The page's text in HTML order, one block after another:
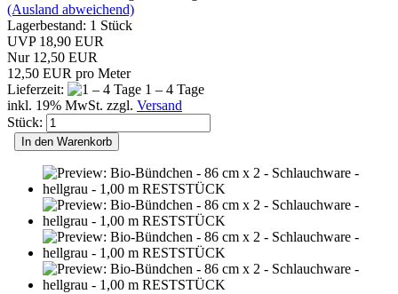
(Ausland abweichend)
Lagerbestand: 1 Stück
UVP 18,90 EUR
Nur 12,50 EUR
12,50 EUR pro Meter
Lieferzeit:
1 – 4 Tage
inkl. 19% MwSt. zzgl. Versand
Stück:
In den Warenkorb